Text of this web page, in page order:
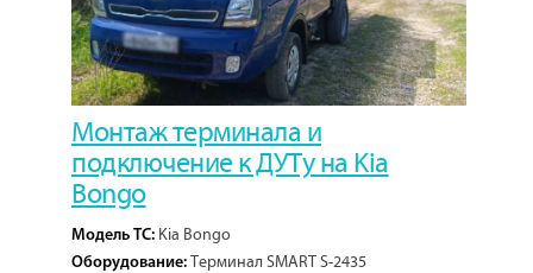
Монтаж терминала и
подключение к ДУТу на Kia
Bongo
Модель ТС: Kia Bongo
Оборудование: Терминал SMART S-2435